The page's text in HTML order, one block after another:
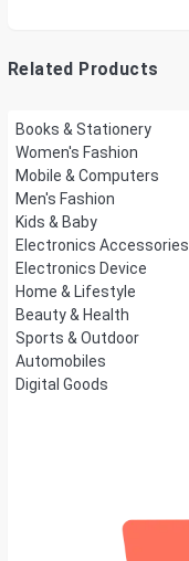
Related Products
Books & Stationery
Women's Fashion
Mobile & Computers
Men's Fashion
Kids & Baby
Electronics Accessories
Electronics Device
Home & Lifestyle
Beauty & Health
Sports & Outdoor
Automobiles
Digital Goods